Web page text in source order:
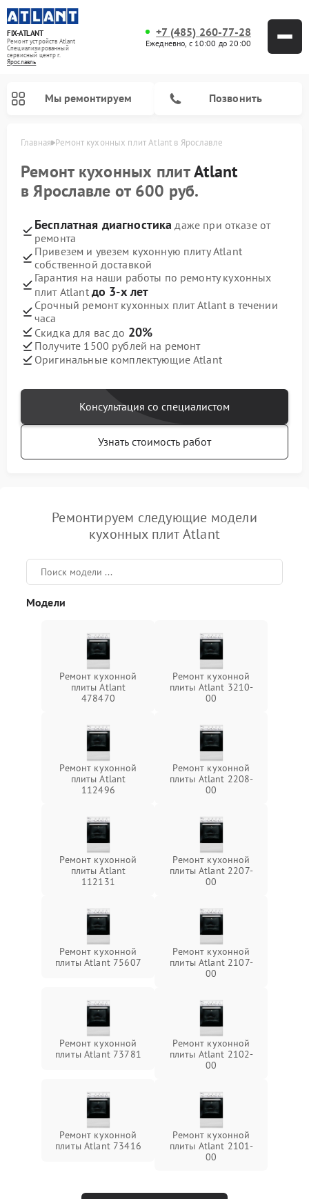
FIX-ATLANT
Ремонт устройств Atlant
Специализированный
cервисный центр г.
Ярославль
+7 (485) 260-77-28
Ежедневно, с 10:00 до 20:00
Мы ремонтируем Позвонить
Главная Ремонт кухонных плит Atlant в Ярославле
Ремонт кухонных плитAtlant
в Ярославле от 600 руб.
Бесплатная диагностика даже при отказе от
ремонта
Привезем и увезем кухонную плиту Atlant
собственной доставкой
Гарантия на наши работы по ремонту кухонных
плит Atlant до 3-х лет
Срочный ремонт кухонных плит Atlant в течении
часа
Скидка для вас до 20%
Получите 1500 рублей на ремонт
Оригинальные комплектующие Atlant
Консультация со специалистом
Узнать стоимость работ
Ремонтируем следующие модели
кухонных плит Atlant
Модели
Ремонт кухонной
плиты Atlant
478470
Ремонт кухонной
плиты Atlant 3210-
00
Ремонт кухонной
плиты Atlant
112496
Ремонт кухонной
плиты Atlant 2208-
00
Ремонт кухонной
плиты Atlant
112131
Ремонт кухонной
плиты Atlant 2207-
00
Ремонт кухонной
плиты Atlant 75607
Ремонт кухонной
плиты Atlant 2107-
00
Ремонт кухонной
плиты Atlant 73781
Ремонт кухонной
плиты Atlant 2102-
00
Ремонт кухонной
плиты Atlant 73416
Ремонт кухонной
плиты Atlant 2101-
00